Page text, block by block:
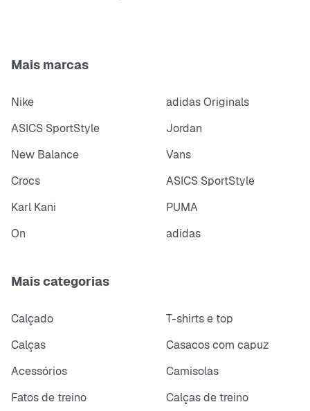
Mais marcas
Nike
adidas Originals
ASICS SportStyle
Jordan
New Balance
Vans
Crocs
ASICS SportStyle
Karl Kani
PUMA
On
adidas
Mais categorias
Calçado
T-shirts e top
Calças
Casacos com capuz
Acessórios
Camisolas
Fatos de treino
Calças de treino